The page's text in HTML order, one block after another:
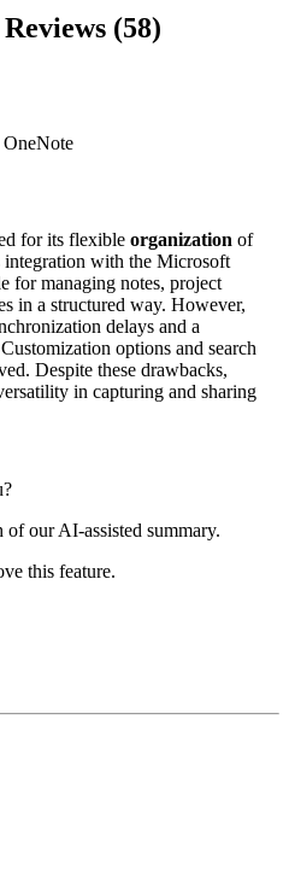
(58)
OneNote
for its flexible organization of
integration with the Microsoft
for managing notes, project
in a structured way. However,
delays and a
options and search
Despite these drawbacks,
in capturing and sharing
of our AI-assisted summary.
this feature.